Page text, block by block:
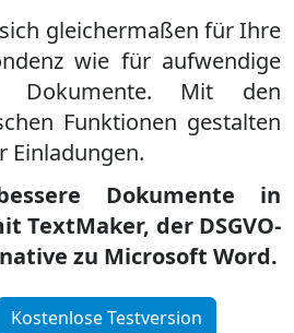
gleichermaßen für Ihre
wie für aufwendige
Dokumente. Mit den
Funktionen gestalten
Einladungen.
Dokumente in
TextMaker, der DSGVO-
zu Microsoft Word.
Kostenlose Testversion